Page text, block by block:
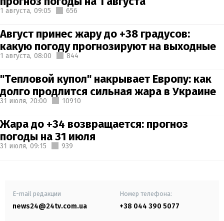
1 августа, 09:05 656
Август принес жару до +38 градусов:
какую погоду прогнозируют на выходные
1 августа, 08:00 844
"Тепловой купол" накрывает Европу: как
долго продлится сильная жара в Украине
31 июля, 20:00 10910
Жара до +34 возвращается: прогноз
погоды на 31 июля
31 июля, 09:15 939
E-mail редакции
news24@24tv.com.ua
Номер телефона:
+38 044 390 5077